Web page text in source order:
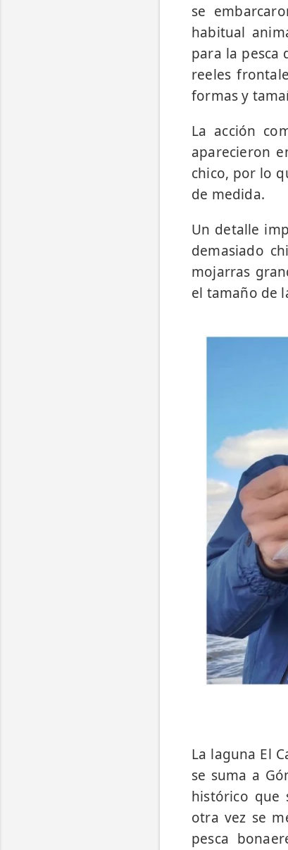
se
habitual
para la pesca
reeles
formas y
La acción
aparecieron
chico, por lo
de medida.
Un detalle
demasiado
mojarras
el tamaño de
La laguna El
se suma a
histórico que
otra vez se
pesca